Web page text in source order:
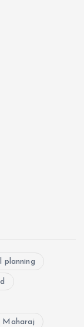
planning
Maharaj